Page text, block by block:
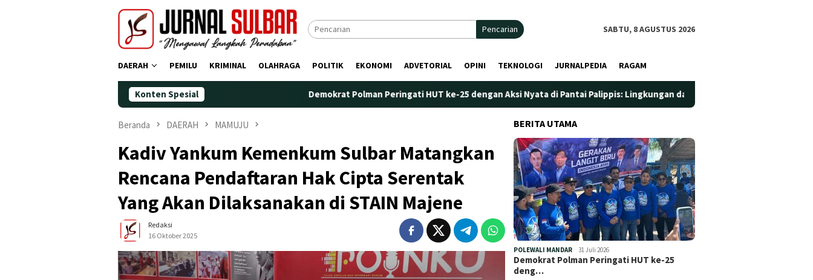
Pencarian SABTU, 8 AGUSTUS 2026
DAERAH PEMILU KRIMINAL OLAHRAGA POLITIK EKONOMI ADVETORIAL OPINI TEKNOLOGI JURNALPEDIA RAGAM
Konten Spesial Demokrat Polman Peringati HUT ke-25 dengan Aksi Nyata di Pantai Palippis: Lingkungan dan Kesehatan Jadi Prioritas
Beranda DAERAH MAMUJU
Kadiv Yankum Kemenkum Sulbar Matangkan
Rencana Pendaftaran Hak Cipta Serentak
Yang Akan Dilaksanakan di STAIN Majene
Redaksi
16 Oktober 2025
BERITA UTAMA
POLEWALI MANDAR 31 Juli 2026
Demokrat Polman Peringati HUT ke-25
deng…